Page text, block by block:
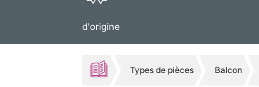
d'origine
Types de pièces Balcon